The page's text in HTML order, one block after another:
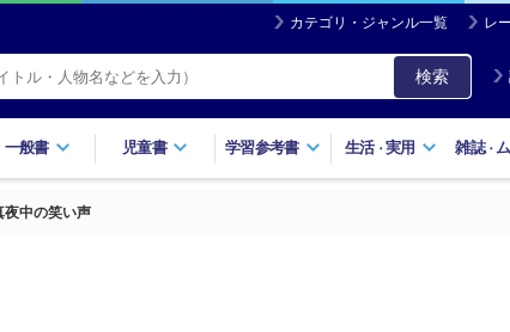
カテゴリ・ジャンル一覧 レ
検索
一般書 児童書 学習参考書 生活・実用 雑誌・
中の笑い声